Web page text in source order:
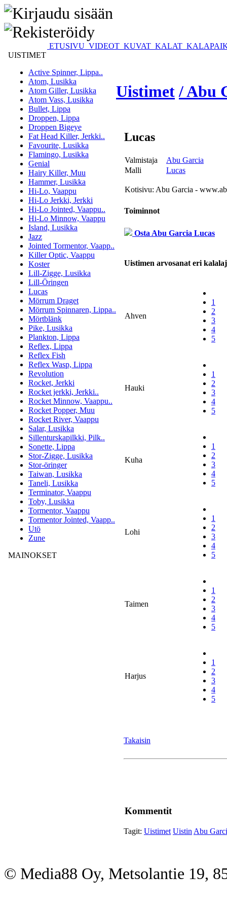
ETUSIVU VIDEOT KUVAT KALAT
UISTIMET
Active Spinner, Lippa..
Atom, Lusikka
Atom Giller, Lusikka
Atom Vass, Lusikka
Bullet, Lippa
Droppen, Lippa
Droppen Bigeye
Fat Head Killer, Jerkki..
Favourite, Lusikka
Flamingo, Lusikka
Genial
Hairy Killer, Muu
Hammer, Lusikka
Hi-Lo, Vaappu
Hi-Lo Jerkki, Jerkki
Hi-Lo Jointed, Vaappu..
Hi-Lo Minnow, Vaappu
Island, Lusikka
Jazz
Jointed Tormentor, Vaapp..
Killer Optic, Vaappu
Koster
Lill-Zigge, Lusikka
Lill-Öringen
Lucas
Mörrum Draget
Mörrum Spinnaren, Lippa..
Mörtblänk
Pike, Lusikka
Plankton, Lippa
Reflex, Lippa
Reflex Fish
Reflex Wasp, Lippa
Revolution
Rocket, Jerkki
Rocket jerkki, Jerkki..
Rocket Minnow, Vaappu..
Rocket Popper, Muu
Rocket River, Vaappu
Salar, Lusikka
Sillenturskapilkki, Pilk..
Sonette, Lippa
Stor-Zigge, Lusikka
Stor-öringer
Taiwan, Lusikka
Taneli, Lusikka
Terminator, Vaappu
Toby, Lusikka
Tormentor, Vaappu
Tormentor Jointed, Vaapp..
Utö
Zune
MAINOKSET
Uistimet / Abu
Lucas
Valmistaja
Abu Garcia
Malli
Lucas
Kotisivu: Abu Garcia -
Toiminnot
Osta Abu Garcia Lucas
Uistimen arvosanat eri
Ahven
1
2
3
4
5
Hauki
1
2
3
4
5
Kuha
1
2
3
4
5
Lohi
1
2
3
4
5
Taimen
1
2
3
4
5
Harjus
1
2
3
4
5
Takaisin
Kommentit
Tagit: Uistimet Uistin Abu
© Media88 Oy, Metsolantie 19,